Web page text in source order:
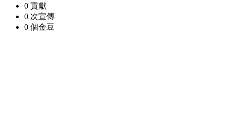
0 貢獻
0 次宣傳
0 個金豆